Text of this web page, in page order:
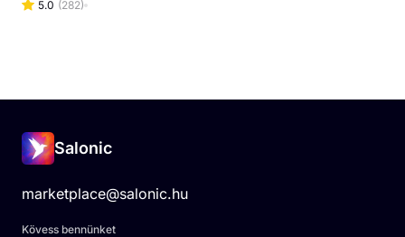
5.0 (282)
Salonic
marketplace@salonic.hu
Kövess bennünket